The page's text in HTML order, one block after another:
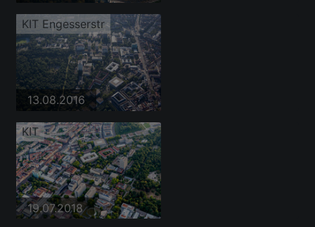
KIT Engesserstr
13.08.2016
KIT
19.07.2018